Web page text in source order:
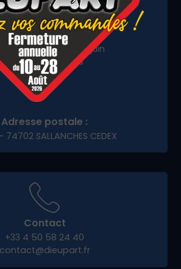
de livraison :
Avenue André Lasquin
74700 Sallanches
Adresse postale :
74702 SALLANCHES CEDEX
Contact
+33 4 50 58 24 40
contact@dieupart.fr